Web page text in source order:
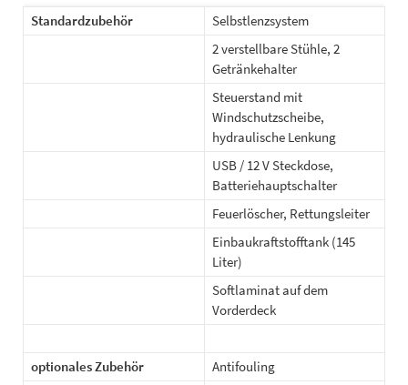
Standardzubehör
Selbstlenzsystem
2 verstellbare Stühle, 2
Getränkehalter
Steuerstand mit
Windschutzscheibe,
hydraulische Lenkung
USB / 12 V Steckdose,
Batteriehauptschalter
Feuerlöscher, Rettungsleiter
Einbaukraftstofftank (145
Liter)
Softlaminat auf dem
Vorderdeck
optionales Zubehör Antifouling